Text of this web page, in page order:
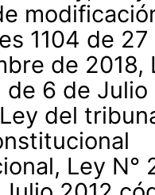
1104 de 27
de 2018,
de 6 de Julio
del
Ley N°